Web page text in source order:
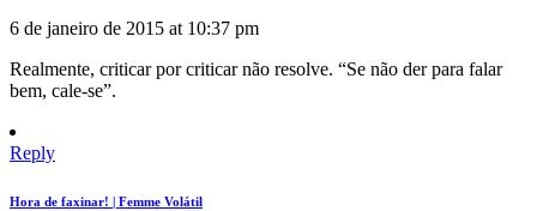
6 de janeiro de 2015 at 10:37 pm
Realmente, criticar por criticar não resolve. “Se não der para falar
bem, cale-se”.
Reply
Hora de faxinar! | Femme Volátil